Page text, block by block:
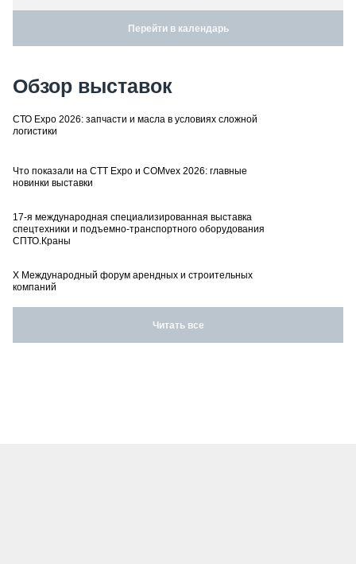
Перейти в календарь
Обзор выставок
СТО Expo 2026: запчасти и масла в условиях сложной
логистики
Что показали на CTT Expo и COMvex 2026: главные
новинки выставки
17-я международная специализированная выставка
спецтехники и подъемно-транспортного оборудования
СПТО.Краны
X Международный форум арендных и строительных
компаний
Читать все